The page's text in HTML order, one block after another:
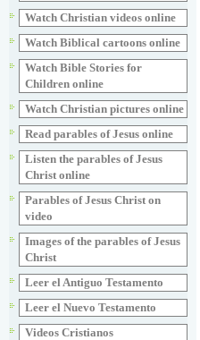
Watch Christian videos online
Watch Biblical cartoons online
Watch Bible Stories for
Children online
Watch Christian pictures online
Read parables of Jesus online
Listen the parables of Jesus
Christ online
Parables of Jesus Christ on
video
Images of the parables of Jesus
Christ
Leer el Antiguo Testamento
Leer el Nuevo Testamento
Videos Cristianos